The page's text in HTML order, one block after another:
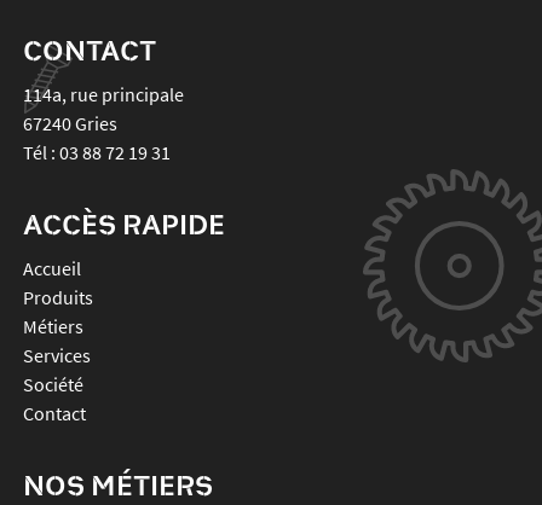
CONTACT
114a, rue principale
67240Gries
Tél : 03 88 72 19 31
ACCÈS RAPIDE
Accueil
Produits
Métiers
Services
Société
Contact
NOS MÉTIERS